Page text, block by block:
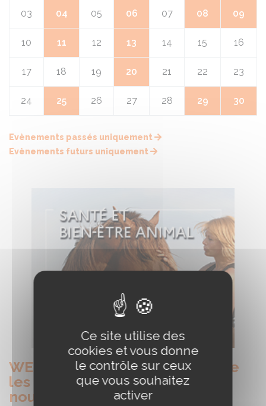
03 04 05 06 07 08 09
10 11 12 13 14 15 16
17 18 19 20 21 22 23
24 25 26 27 28 29 30
Evènements passés uniquement
Evènements futurs uniquement
WEBconférence : Qu’est-ce que
les chevaux comprennent de
nous ?
Ce site utilise des
cookies et vous donne
le contrôle sur ceux
que vous souhaitez
activer